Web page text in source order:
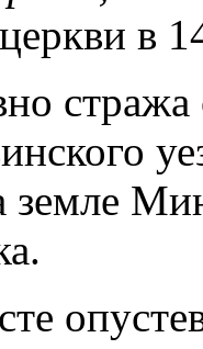
в
стража
земле